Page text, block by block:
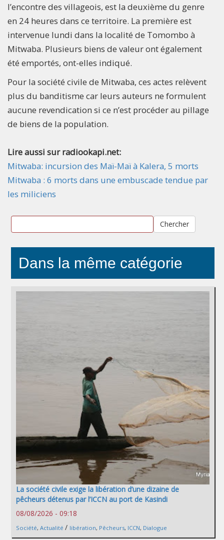
l’encontre des villageois, est la deuxième du genre
en 24 heures dans ce territoire. La première est
intervenue lundi dans la localité de Tomombo à
Mitwaba. Plusieurs biens de valeur ont également
été emportés, ont-elles indiqué.
Pour la société civile de Mitwaba, ces actes relèvent
plus du banditisme car leurs auteurs ne formulent
aucune revendication si ce n’est procéder au pillage
de biens de la population.
Lire aussi sur radiookapi.net:
Mitwaba: incursion des Maï-Maï à Kalera, 5 morts
Mitwaba : 6 morts dans une embuscade tendue par
les miliciens
Chercher
Dans la même catégorie
La société civile exige la libération d’une dizaine de
pêcheurs détenus par l’ICCN au port de Kasindi
08/08/2026 - 09:18
Société, Actualité / libération, Pêcheurs, ICCN, Dialogue